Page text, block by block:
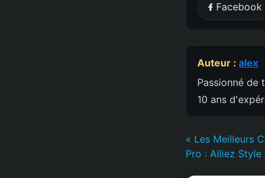
Facebook
Auteur : alex
Passionné de
10 ans
« Les Meilleurs
Pro : Alliez